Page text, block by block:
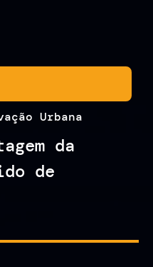
Urbana
da
de